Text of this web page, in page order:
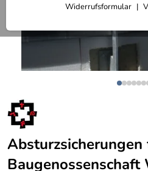
Widerrufsformular
Absturzsicherungen
Baugenossenschaft